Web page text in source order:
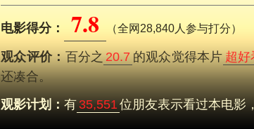
电影得分： 7.8 （全网28,840人参与打分）
观众评价：百分之20.7的观众觉得本片超好
还凑合。
观影计划：有35,551 位朋友表示看过本电影